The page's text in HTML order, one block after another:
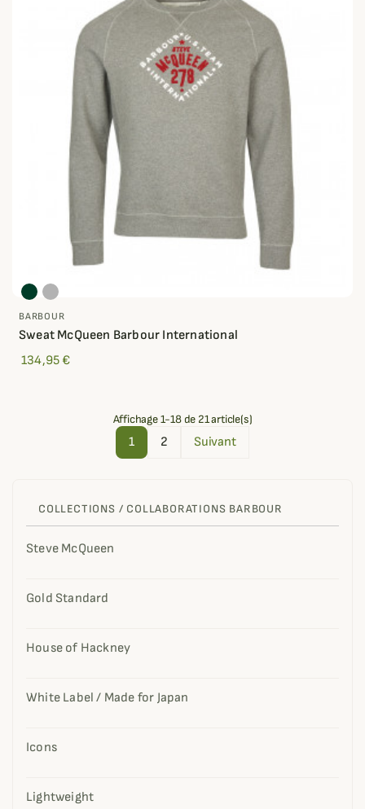
COLLECTIONS / COLLABORATIONS BARBOUR
Steve McQueen
Gold Standard
House of Hackney
White Label / Made for Japan
Icons
Lightweight
BARBOUR
Sweat McQueen Barbour International
134,95 €
Affichage 1-18 de 21 article(s)
1 2 Suivant